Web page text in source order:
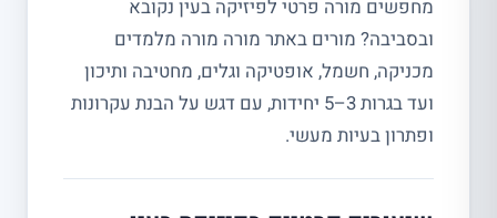
מחפשים מורה פרטי לפיזיקה בעין נקובא
ובסביבה? מורים באתר מורה מורה מלמדים
מכניקה, חשמל, אופטיקה וגלים, מחטיבה ותיכון
ועד בגרות 3–5 יחידות, עם דגש על הבנת עקרונות
ופתרון בעיות מעשי.